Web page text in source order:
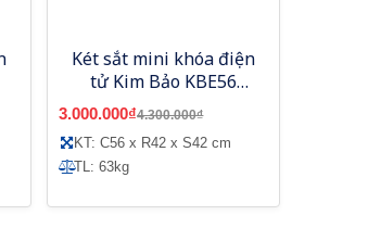
Két sắt mini khóa điện
tử Kim Bảo KBE56
chống cháy
3.000.000₫4.300.000₫
KT: C56 x R42 x S42 cm
TL: 63kg